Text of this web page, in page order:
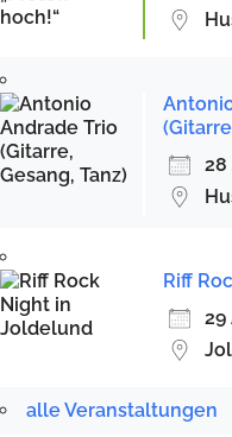
28
Riff
29
alle Veranstaltungen